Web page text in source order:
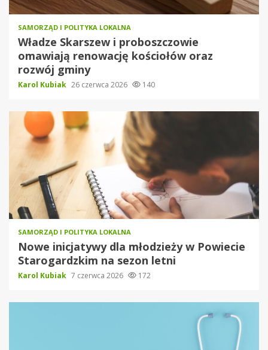
SAMORZĄD I POLITYKA LOKALNA
Władze Skarszew i proboszczowie
omawiają renowację kościołów oraz
rozwój gminy
Karol Kubiak 26 czerwca 2026 140
SAMORZĄD I POLITYKA LOKALNA
Nowe inicjatywy dla młodzieży w Powiecie
Starogardzkim na sezon letni
Karol Kubiak 7 czerwca 2026 172